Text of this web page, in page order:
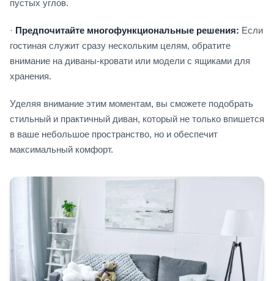
пустых углов.
· Предпочитайте многофункциональные решения: Если
гостиная служит сразу нескольким целям, обратите
внимание на диваны-кровати или модели с ящиками для
хранения.
Уделяя внимание этим моментам, вы сможете подобрать
стильный и практичный диван, который не только впишется
в ваше небольшое пространство, но и обеспечит
максимальный комфорт.